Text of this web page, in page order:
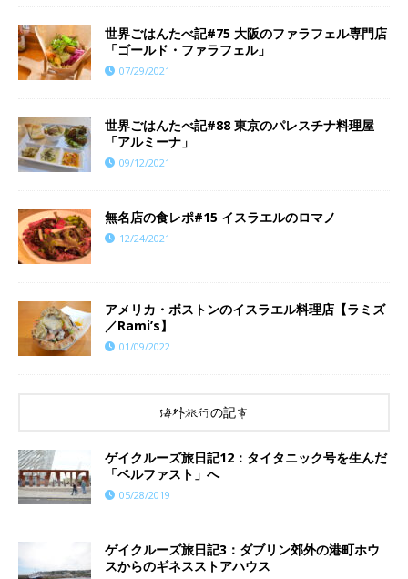
世界ごはんたべ記#75 大阪のファラフェル専門店
「ゴールド・ファラフェル」
07/29/2021
世界ごはんたべ記#88 東京のパレスチナ料理屋
「アルミーナ」
09/12/2021
​​無名店の食レポ#15 イスラエルのロマノ
12/24/2021
アメリカ・ボストンのイスラエル料理店【ラミズ
／Rami’s】
01/09/2022
海外旅行の記事
ゲイクルーズ旅日記12：タイタニック号を生んだ
「ベルファスト」へ
05/28/2019
ゲイクルーズ旅日記3：ダブリン郊外の港町ホウ
スからのギネスストアハウス